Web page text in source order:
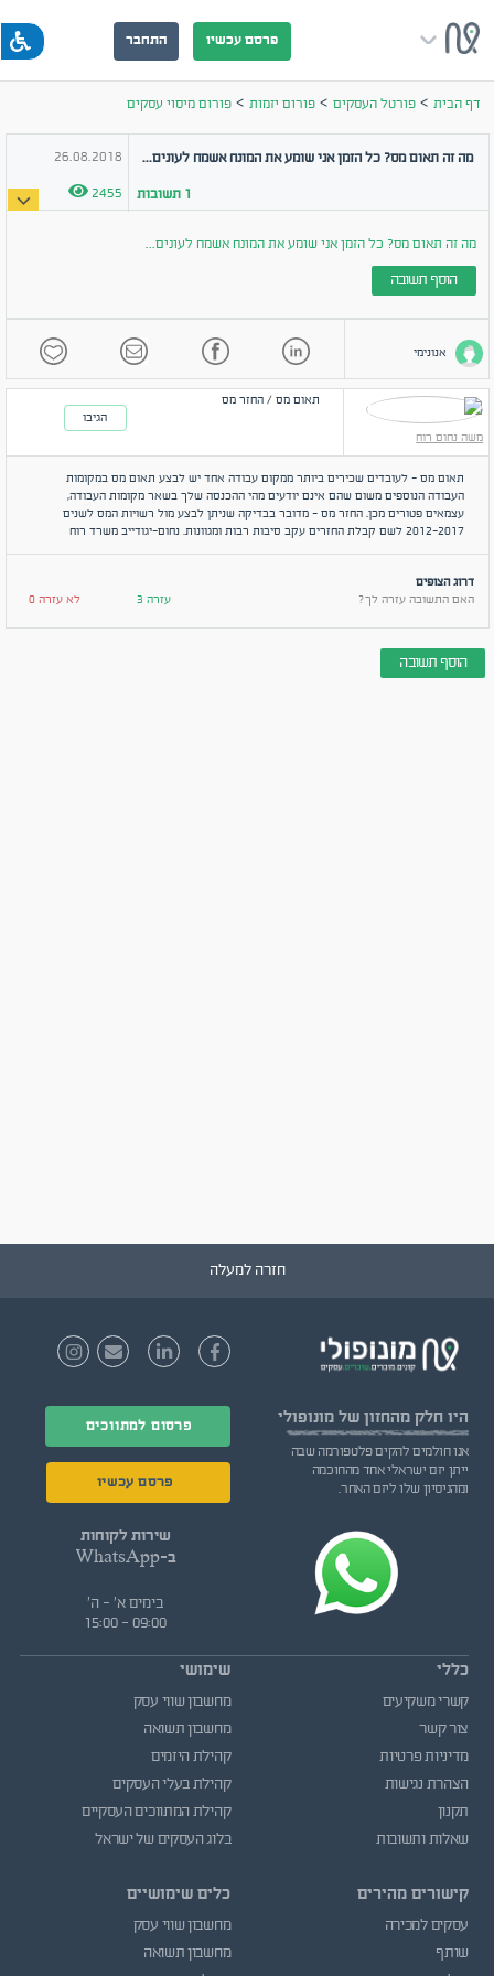
פרסם עכשיו התחבר
דף הבית >פורטל העסקים >פורום יזמות >פורום מיסוי עסקים
מה זה תאום מס? כל הזמן אני שומע את המונח אשמח לעונים...
1 תשובות
26.08.2018
2455
מה זה תאום מס? כל הזמן אני שומע את המונח אשמח לעונים...
הוסף תשובה
אנונימי
משה נחום רוח
תאום מס / החזר מס
הגיבו
תאום מס - לעובדים שכירים ביותר ממקום עבודה אחד יש לבצע תאום מס במקומות
העבודה הנוספים משום שהם אינם יודעים מהי ההכנסה שלך בשאר מקומות העבודה,
עצמאים פטורים מכן. החזר מס - מדובר בבדיקה שניתן לבצע מול רשויות המס לשנים
2012-2017 לשם קבלת החזרים עקב סיבות רבות ומגוונות. נחום-יגודייב משרד רוח
דרוג הצופים
האם התשובה עזרה לך?
עזרה 3 לא עזרה 0
הוסף תשובה
חזרה למעלה
היו חלק מהחזון של מונופולי
אנו חולמים להקים פלטפורמה שבה
ייתן יזם ישראלי אחד מהחוכמה
ומהניסיון שלו ליזם האחר.
פרסום למתווכים
פרסם עכשיו
שירות לקוחות
ב-WhatsApp
בימים א' - ה'
09:00 - 15:00
כללי
קשרי משקיעים
צור קשר
מדיניות פרטיות
הצהרת נגישות
תקנון
שאלות ותשובות
קישורים מהירים
עסקים למכירה
שותף
שימושי
מחשבון שווי עסק
מחשבון תשואה
קהילת היזמים
קהילת בעלי העסקים
קהילת המתווכים העסקיים
בלוג העסקים של ישראל
כלים שימושיים
מחשבון שווי עסק
מחשבון תשואה